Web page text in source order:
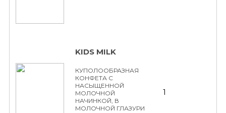
KIDS MILK
КУПОЛООБРАЗНАЯ
КОНФЕТА С
НАСЫЩЕННОЙ
МОЛОЧНОЙ
НАЧИНКОЙ, В
МОЛОЧНОЙ ГЛАЗУРИ
1